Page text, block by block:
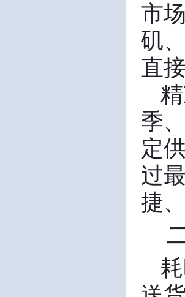
市
矶
直
季
定
过
捷